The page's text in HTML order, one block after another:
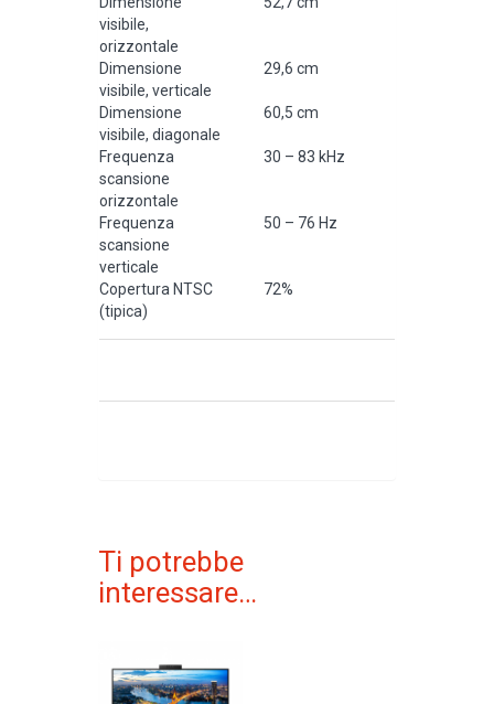
visibile,
orizzontale
Dimensione
visibile, verticale
29,6 cm
Dimensione
visibile, diagonale
60,5 cm
Frequenza
scansione
orizzontale
30 – 83 kHz
Frequenza
scansione
verticale
50 – 76 Hz
Copertura NTSC
(tipica)
72%
Ti potrebbe
interessare…